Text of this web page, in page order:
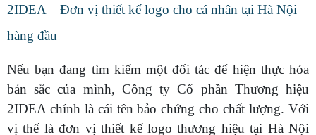
2IDEA – Đơn vị thiết kế logo cho cá nhân tại Hà Nội
hàng đầu
Nếu bạn đang tìm kiếm một đối tác để hiện thực hóa
bản sắc của mình, Công ty Cổ phần Thương hiệu
2IDEA chính là cái tên bảo chứng cho chất lượng. Với
vị thế là đơn vị thiết kế logo thương hiệu tại Hà Nội